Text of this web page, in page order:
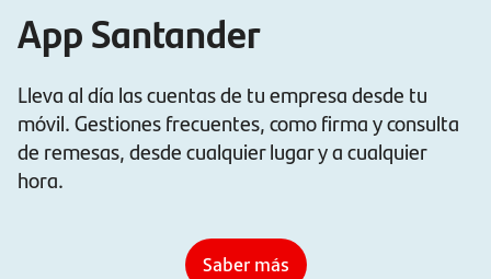
App Santander
Lleva al día las cuentas de tu empresa desde tu
móvil. Gestiones frecuentes, como firma y consulta
de remesas, desde cualquier lugar y a cualquier
hora.
Saber más